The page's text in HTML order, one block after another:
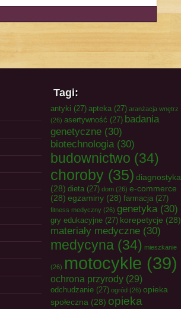
Tagi:
antyki (27) apteka (27) aranżacja wnętrz
(26) asertywność (27) badania
genetyczne (30)
biotechnologia(30)
budownictwo (34)
choroby (35) diagnostyka
(28) dieta (27) dom (26) e-commerce
(28) egzaminy (28) farmacja (27)
fitness medyczny (26) genetyka(30)
gry edukacyjne (27) korepetycje (28)
materiały medyczne (30)
medycyna (34) mieszkanie
(26) motocykle (39)
ochrona przyrody (29)
odchudzanie (27) ogród (26) opieka
społeczna (28) opieka